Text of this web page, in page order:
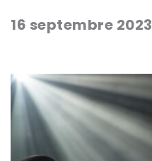
16 septembre 2023